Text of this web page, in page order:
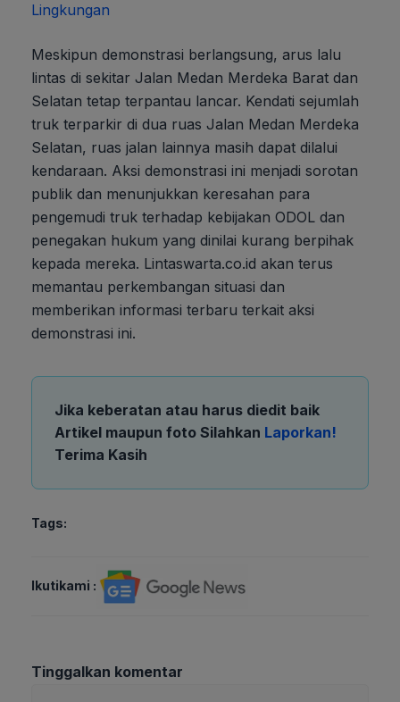
Lingkungan
Meskipun demonstrasi berlangsung, arus lalu
lintas di sekitar Jalan Medan Merdeka Barat dan
Selatan tetap terpantau lancar. Kendati sejumlah
truk terparkir di dua ruas Jalan Medan Merdeka
Selatan, ruas jalan lainnya masih dapat dilalui
kendaraan. Aksi demonstrasi ini menjadi sorotan
publik dan menunjukkan keresahan para
pengemudi truk terhadap kebijakan ODOL dan
penegakan hukum yang dinilai kurang berpihak
kepada mereka. Lintaswarta.co.id akan terus
memantau perkembangan situasi dan
memberikan informasi terbaru terkait aksi
demonstrasi ini.
Jika keberatan atau harus diedit baik
Artikel maupun foto Silahkan Laporkan!
Terima Kasih
Tags:
Ikutikami :
Tinggalkan komentar